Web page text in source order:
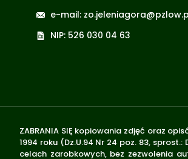
e-mail:
NIP: 526 030 04 63
ZABRANIA SIĘ kopiowania zdjęć oraz
1994 roku (Dz.U.94 Nr 24 poz. 83,
celach zarobkowych, bez zezwolenia